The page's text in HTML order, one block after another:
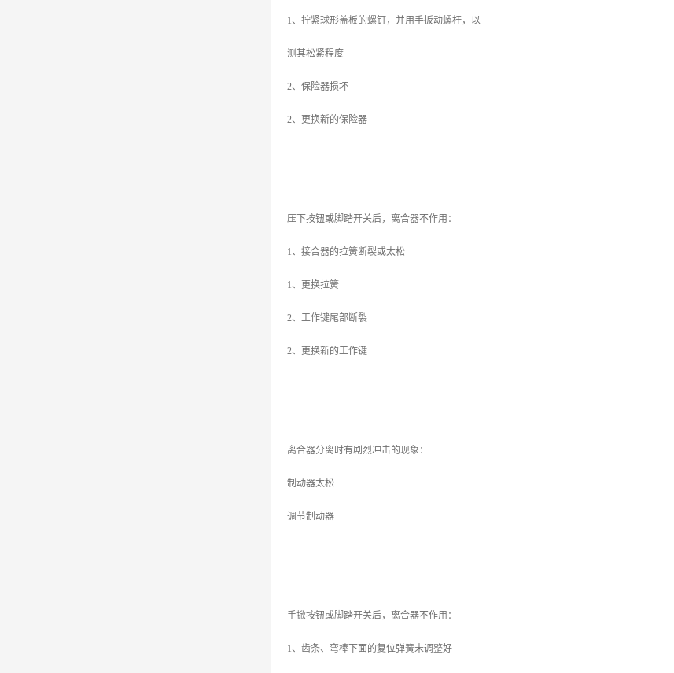
1、拧紧球形盖板的螺钉，并用手扳动螺杆，以
测其松紧程度
2、保险器损坏
2、更换新的保险器
压下按钮或脚踏开关后，离合器不作用：
1、接合器的拉簧断裂或太松
1、更换拉簧
2、工作键尾部断裂
2、更换新的工作键
离合器分离时有剧烈冲击的现象：
制动器太松
调节制动器
手掀按钮或脚踏开关后，离合器不作用：
1、齿条、弯棒下面的复位弹簧未调整好